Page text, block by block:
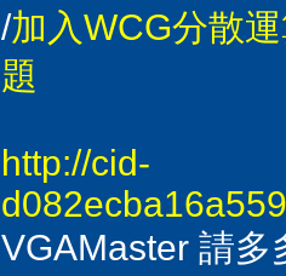
/加入WCG分散
題
http://cid-
VGAMaster 請多